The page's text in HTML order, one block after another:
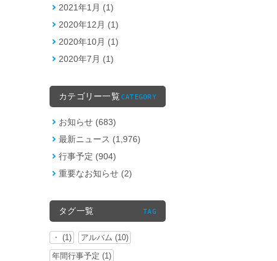
2021年1月 (1)
2020年12月 (1)
2020年10月 (1)
2020年7月 (1)
カテゴリー一覧 CATEGORY
お知らせ (683)
最新ニュース (1,976)
行事予定 (904)
重要なお知らせ (2)
タグ一覧 TAG
・ (1)
アルバム (10)
年間行事予定 (1)